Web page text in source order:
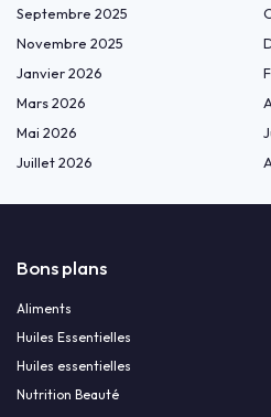
Septembre 2025
Novembre 2025
Janvier 2026
Mars 2026
Mai 2026
Juillet 2026
Bons plans
Aliments
Huiles Essentielles
Huiles essentielles
Nutrition Beauté